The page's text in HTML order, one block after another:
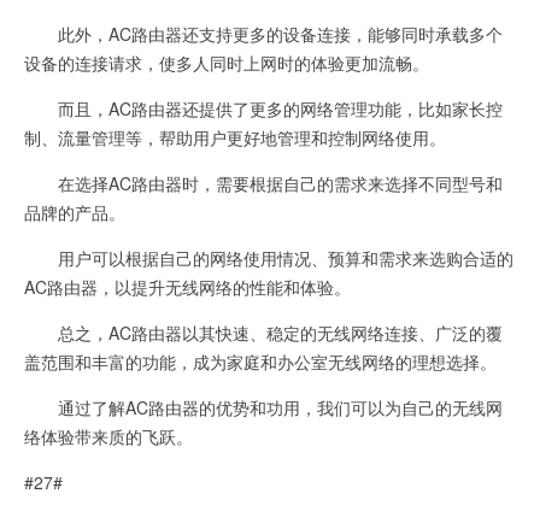
此外，AC路由器还支持更多的设备连接，能够同时承载多个
设备的连接请求，使多人同时上网时的体验更加流畅。
而且，AC路由器还提供了更多的网络管理功能，比如家长控
制、流量管理等，帮助用户更好地管理和控制网络使用。
在选择AC路由器时，需要根据自己的需求来选择不同型号和
品牌的产品。
用户可以根据自己的网络使用情况、预算和需求来选购合适的
AC路由器，以提升无线网络的性能和体验。
总之，AC路由器以其快速、稳定的无线网络连接、广泛的覆
盖范围和丰富的功能，成为家庭和办公室无线网络的理想选择。
通过了解AC路由器的优势和功用，我们可以为自己的无线网
络体验带来质的飞跃。
#27#